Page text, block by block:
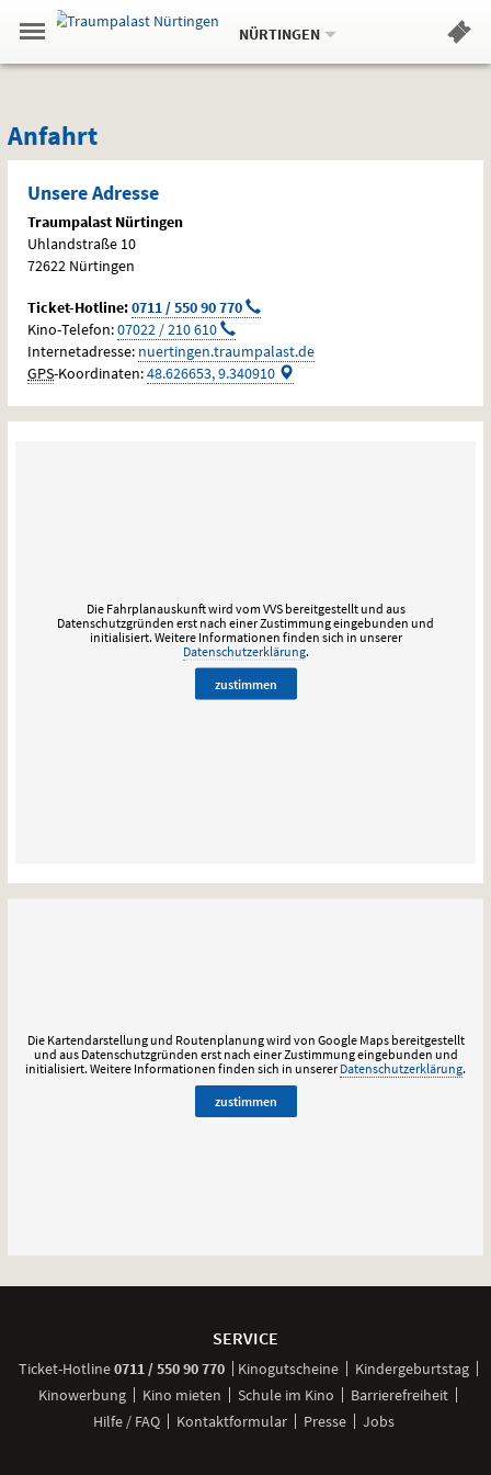
Springe
zum
,zum
.
Navigation
Gehe
zur
Standortauswahl
Standort:
NÜRTINGEN.
Hinweis
Anfahrt
Anfahrt
Unsere Adresse
Traumpalast Nürtingen
Uhlandstraße 10
72622 Nürtingen
Ticket-Hotline:0711 / 550 90 770
anrufen
Kino-Telefon:07022 / 210 610
anrufen
Internetadresse: nuertingen.traumpalast.de
GPS-Koordinaten:48.626653,9.340910
Die Fahrplanauskunft wird vom VVS bereitgestellt und aus
Datenschutzgründen erst nach einer Zustimmung eingebunden und
initialisiert. Weitere Informationen finden sich in unserer
Datenschutzerklärung.
zustimmen
Die Kartendarstellung und Routenplanung wird von Google Maps bereitgestellt
und aus Datenschutzgründen erst nach einer Zustimmung eingebunden und
initialisiert. Weitere Informationen finden sich in unsererDatenschutzerklärung.
zustimmen
SERVICE
Ticket-Hotline0711 / 550 90 770anrufen
Kinogutscheine
Kindergeburtstag
Kinowerbung
Kino mieten Schule im Kino
Barrierefreiheit
Hilfe / FAQ
Kontaktformular Presse Jobs